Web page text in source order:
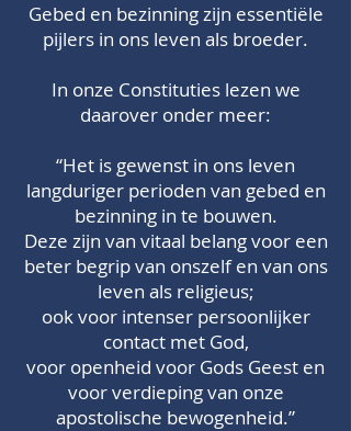
Gebed en bezinning zijn essentiële
pijlers in ons leven als broeder.
In onze Constituties lezen we
daarover onder meer:
“Het is gewenst in ons leven
langduriger perioden van gebed en
bezinning in te bouwen.
Deze zijn van vitaal belang voor een
beter begrip van onszelf en van ons
leven als religieus;
ook voor intenser persoonlijker
contact met God,
voor openheid voor Gods Geest en
voor verdieping van onze
apostolische bewogenheid.”